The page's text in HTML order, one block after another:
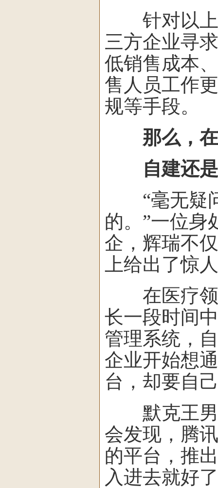
针对以上
三方企业寻
低销售成本
售人员工作
规等手段。
那么，在
自建还是
“毫无疑问
的。”一位身
企，辉瑞不
上给出了惊
在医疗领
长一段时间
管理系统，
企业开始想
台，却要自
默克王男
会发现，腾
的平台，推
入进去就好